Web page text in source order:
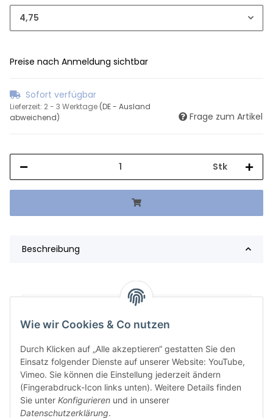
4,75
Preise nach Anmeldung sichtbar
Sofort verfügbar
Lieferzeit: 2 - 3 Werktage (DE - Ausland
abweichend)
Frage zum Artikel
Stk
Beschreibung
345,33
Wie wir Cookies & Co nutzen
Durch Klicken auf „Alle akzeptieren“ gestatten Sie den
Einsatz folgender Dienste auf unserer Website: YouTube,
Vimeo. Sie können die Einstellung jederzeit ändern
(Fingerabdruck-Icon links unten). Weitere Details finden
Sie unter Konfigurieren und in unserer
Datenschutzerklärung.